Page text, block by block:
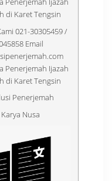
di Karet Tengsin
021-30305459 /
Email
Penerjemah Ijazah
di Karet Tengsin
Penerjemah
Nusa